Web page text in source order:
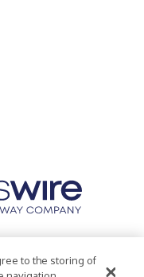
Statement
to the storing of